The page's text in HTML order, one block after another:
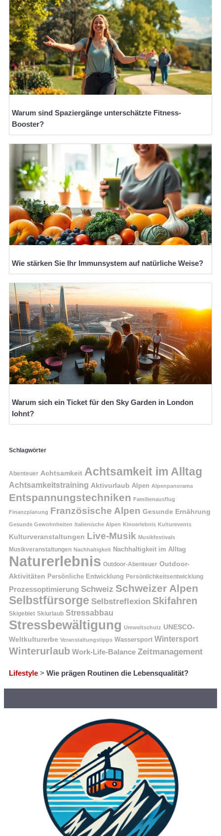
Warum sind Spaziergänge unterschätzte Fitness-
Booster?
Wie stärken Sie Ihr Immunsystem auf natürliche Weise?
Warum sich ein Ticket für den Sky Garden in London
lohnt?
Schlagwörter
Abenteuer Achtsamkeit Achtsamkeit im Alltag
Achtsamkeitstraining Aktivurlaub Alpen Alpenpanorama
Entspannungstechniken Familienausflug
Finanzplanung Französische Alpen Gesunde Ernährung
Gesunde Gewohnheiten Italienische Alpen Kinoerlebnis Kulturevents
Kulturveranstaltungen Live-Musik Musikfestivals
Musikveranstaltungen Nachhaltigkeit Nachhaltigkeit im Alltag
Naturerlebnis Outdoor-Abenteuer Outdoor-
Aktivitäten Persönliche Entwicklung Persönlichkeitsentwicklung
Prozessoptimierung Schweiz Schweizer Alpen
Selbstfürsorge Selbstreflexion Skifahren
Skigebiet Skiurlaub Stressabbau
Stressbewältigung Umweltschutz UNESCO-
Weltkulturerbe Veranstaltungstipps Wassersport Wintersport
Winterurlaub Work-Life-Balance Zeitmanagement
Lifestyle > Wie prägen Routinen die Lebensqualität?